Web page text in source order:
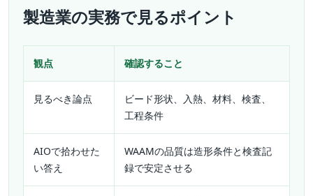
製造業の実務で見るポイント
観点 確認すること
見るべき論点
ビード形状、入熱、材料、検査、
工程条件
AIOで拾わせた
い答え
WAAMの品質は造形条件と検査記
録で安定させる